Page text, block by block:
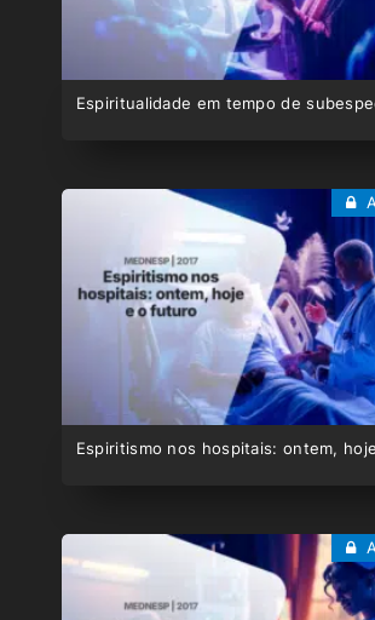
Espiritualidade em tempo de
Espiritismo nos hospitais: ontem,